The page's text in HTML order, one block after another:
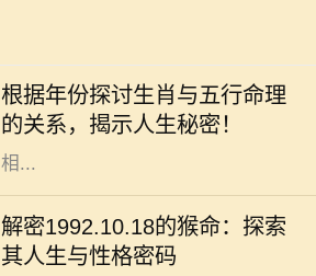
根据年份探讨生肖与五行命理
的关系，揭示人生秘密！
理学中两个重要的元素。每一个生肖
年都有其独特的五行属性，这不仅影
响着个人的性格特征，还与命运息息
相...
解密1992.10.18的猴命：探索
其人生与性格密码
在中华文化中，十二生肖不仅仅是一
种标志，更蕴含着丰富的哲学和人生
智慧。我们今天要探讨的是1992年
10月18日出生的猴命人的性格与命